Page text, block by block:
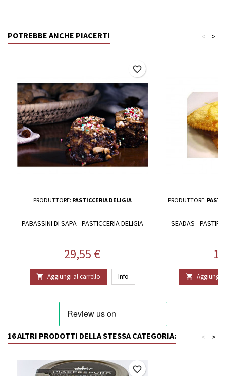
POTREBBE ANCHE PIACERTI >
<
PRODUTTORE: PASTICCERIA DELIGIA
PABASSINI DI SAPA - PASTICCERIA DELIGIA
Prezzo
29,55 €
 Aggiungi al carrello Info
favorite_border
PRODUTTORE:
SEADAS -
 Aggiungi
16 ALTRI PRODOTTI DELLA STESSA CATEGORIA: >
<
favorite_border